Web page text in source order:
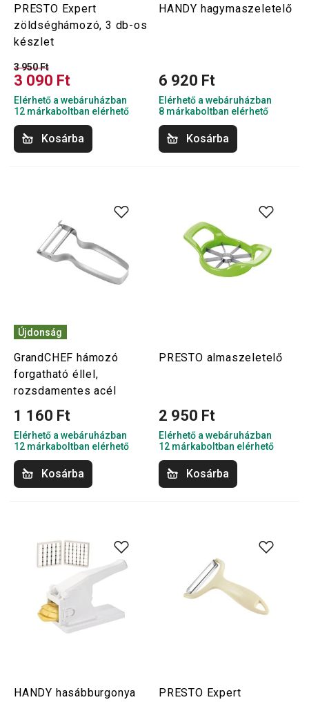
PRESTO Expert
zöldséghámozó, 3 db-os
készlet
3 950 Ft
3 090 Ft
Elérhető a webáruházban
12 márkaboltban elérhető
Kosárba
HANDY hagymaszeletelő
6 920 Ft
Elérhető a webáruházban
8 márkaboltban elérhető
Kosárba
Újdonság
GrandCHEF hámozó
forgatható éllel,
rozsdamentes acél
1 160 Ft
Elérhető a webáruházban
12 márkaboltban elérhető
Kosárba
PRESTO almaszeletelő
2 950 Ft
Elérhető a webáruházban
12 márkaboltban elérhető
Kosárba
HANDY hasábburgonya
PRESTO Expert